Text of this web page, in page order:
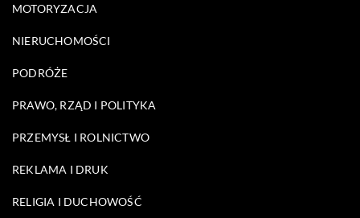
MOTORYZACJA
NIERUCHOMOŚCI
PODRÓŻE
PRAWO, RZĄD I POLITYKA
PRZEMYSŁ I ROLNICTWO
REKLAMA I DRUK
RELIGIA I DUCHOWOŚĆ